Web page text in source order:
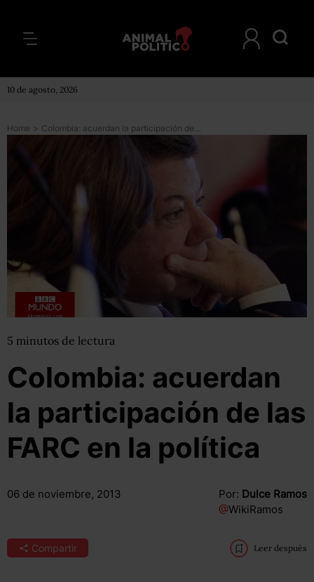
10 de agosto, 2026
Home > Colombia: acuerdan la participación de las FARC en la política
5 minutos de lectura
Colombia: acuerdan
la participación de las
FARC en la política
06 de noviembre, 2013 Por: Dulce Ramos
@WikiRamos
Compartir Leer después